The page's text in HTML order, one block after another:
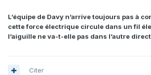
L’équipe de Davy n’arrive toujours pas à
cette force électrique circule dans un fil
l’aiguille ne va-t-elle pas dans l’autre
Citer